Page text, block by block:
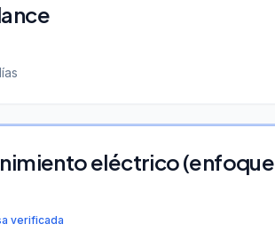
eléctrico (enfoque
verificada